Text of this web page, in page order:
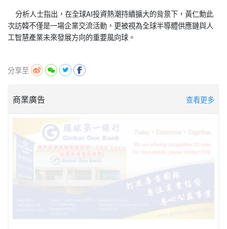
分析人士指出，在全球AI投資熱潮持續擴大的背景下，黃仁勳此
次訪韓不僅是一場企業交流活動，更被視為全球半導體供應鏈與人
工智慧產業未來發展方向的重要風向球。
分享至
商業廣告 查看更多